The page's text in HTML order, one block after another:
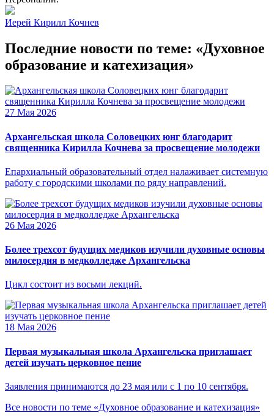
Иерей Кирилл Кочнев
Последние новости по теме: «Духовное
образование и катехизация»
27 Мая 2026
Архангельская школа Соловецких юнг благодарит
священника Кирилла Кочнева за просвещение молодежи
Епархиальный образовательный отдел налаживает системную
работу с городскими школами по ряду направлений.
26 Мая 2026
Более трехсот будущих медиков изучили духовные основы
милосердия в медколледже Архангельска
Цикл состоит из восьми лекций.
18 Мая 2026
Первая музыкальная школа Архангельска приглашает
детей изучать церковное пение
Заявления принимаются до 23 мая или с 1 по 10 сентября.
Все новости по теме «Духовное образование и катехизация»